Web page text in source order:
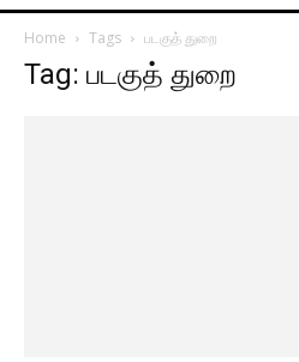
Home Tags படகுத் துறை
Tag: படகுத் துறை